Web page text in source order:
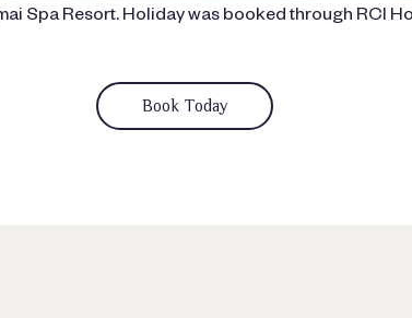
Spa Resort. Holiday was booked through RCI
Book Today